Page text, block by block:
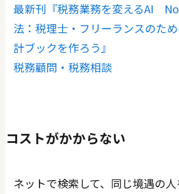
最新刊『税務業務を変えるAI
法：税理士・フリーランスのた
計ブックを作ろう』
税務顧問・税務相談
コストがかからない
ネットで検索して、同じ境遇の